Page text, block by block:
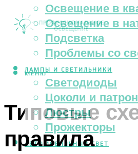
Освещение в
Освещение в
Подсветка
Проблемы со
ЛАМПЫ И СВЕТИЛЬНИКИ
Светодиоды
Цоколи и
Люстры
Прожекторы
АВТОМОБИЛЬНЫЙ СВЕТ
МЕНЮ
Типовые
правила